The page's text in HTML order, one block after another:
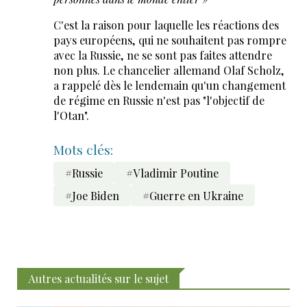
C'est la raison pour laquelle les réactions des
pays européens, qui ne souhaitent pas rompre
avec la Russie, ne se sont pas faites attendre
non plus. Le chancelier allemand Olaf Scholz,
a rappelé dès le lendemain qu'un changement
de régime en Russie n'est pas "l'objectif de
l'Otan".
Mots clés:
#Russie
#Vladimir Poutine
#Joe Biden
#Guerre en Ukraine
Autres actualités sur le sujet